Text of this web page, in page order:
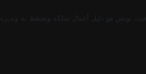
تونس هو دليل أعمال تملكه وتحتفظ به وتديره